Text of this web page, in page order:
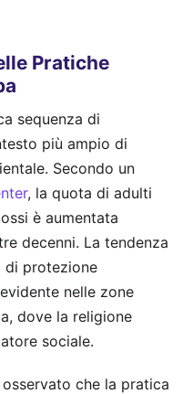
Pratiche
sequenza di
più ampio di
Secondo un
, la quota di adulti
è aumentata
decenni. La tendenza
di protezione
nelle zone
dove la religione
sociale.
che la pratica